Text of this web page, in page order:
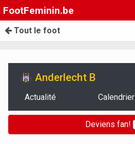
FootFeminin.be
Tout le foot
Anderlecht B
Actualité Calendrier
Deviens fan!